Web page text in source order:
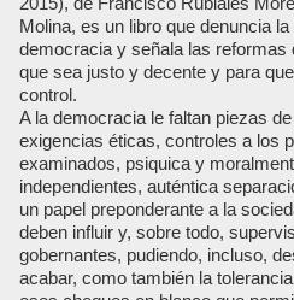
Molina, es un libro que denuncia
democracia y señala las
que sea justo y decente y para
control.
A la democracia le faltan piezas
exigencias éticas, controles a los
examinados, psiquica y
independientes, auténtica
un papel preponderante a la
deben influir y, sobre todo,
gobernantes, pudiendo, incluso,
acabar, como también la